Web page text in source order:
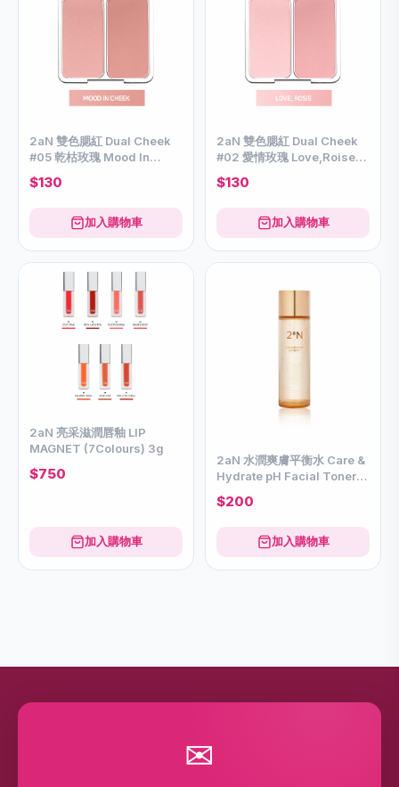
2aN 雙色腮紅 Dual Cheek
#05 乾枯玫瑰 Mood In
Cheek4.5*2
$130
加入購物車
2aN 雙色腮紅 Dual Cheek
#02 愛情玫瑰 Love,Roise
4.5*2
$130
加入購物車
2aN 亮采滋潤唇釉 LIP
MAGNET (7Colours) 3g
$750
加入購物車
2aN 水潤爽膚平衡水 Care &
Hydrate pH Facial Toner
140mL
$200
加入購物車
✉